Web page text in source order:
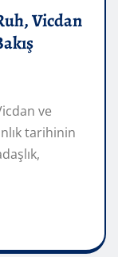
Vicdan
ve
tarihinin